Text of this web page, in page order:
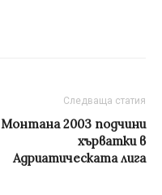
Следваща статия
Монтана 2003 подчини
хърватки в
Адриатическата лига